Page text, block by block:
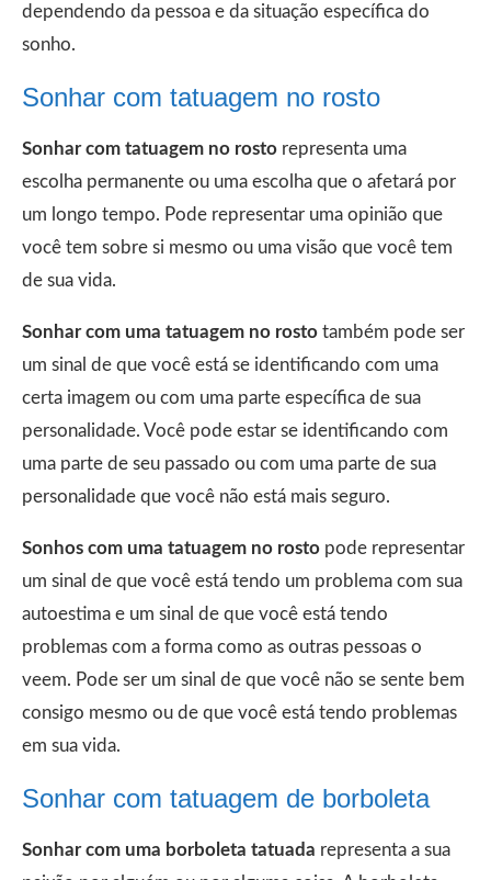
dependendo da pessoa e da situação específica do
sonho.
Sonhar com tatuagem no rosto
Sonhar com tatuagem no rosto representa uma
escolha permanente ou uma escolha que o afetará por
um longo tempo. Pode representar uma opinião que
você tem sobre si mesmo ou uma visão que você tem
de sua vida.
Sonhar com uma tatuagem no rosto também pode ser
um sinal de que você está se identificando com uma
certa imagem ou com uma parte específica de sua
personalidade. Você pode estar se identificando com
uma parte de seu passado ou com uma parte de sua
personalidade que você não está mais seguro.
Sonhos com uma tatuagem no rosto pode representar
um sinal de que você está tendo um problema com sua
autoestima e um sinal de que você está tendo
problemas com a forma como as outras pessoas o
veem. Pode ser um sinal de que você não se sente bem
consigo mesmo ou de que você está tendo problemas
em sua vida.
Sonhar com tatuagem de borboleta
Sonhar com uma borboleta tatuada representa a sua